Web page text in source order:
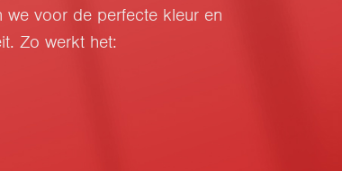
we voor de perfecte kleur en
Zo werkt het: